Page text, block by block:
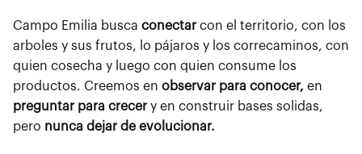
Campo Emilia busca conectar con el territorio, con los
arboles y sus frutos, lo pájaros y los correcaminos, con
quien cosecha y luego con quien consume los
productos. Creemos en observar para conocer, en
preguntar para crecer y en construir bases solidas,
pero nunca dejar de evolucionar.